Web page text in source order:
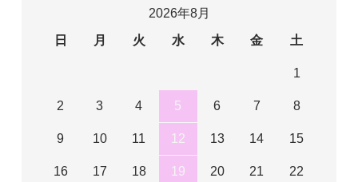
2026年8月
日
月 火 水 木 金 土
1
2 3 4 5 6 7 8
9 10 11 12 13 14 15
16 17 18 19 20 21 22